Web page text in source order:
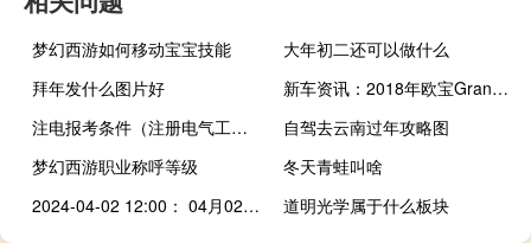
梦幻西游如何移动宝宝技能
大年初二还可以做什么
拜年发什么图片好
新车资讯：2018年欧宝Grandland X现在推出全新顶级柴油车型Ultimate车型
注电报考条件（注册电气工程师报考条件）
自驾去云南过年攻略图
梦幻西游职业称呼等级
冬天青蛙叫啥
2024-04-02 12:00： 04月02日12时00分，施工：S5九永高速因永津高速施工，出城方向陈食互通陈食往莲花方向上道匝道管制，请前往莲花收费站的车辆绕行至龙马大道-昌龙大道-凤龙大道-兴龙大道-莲花互通，预计4月9日结束，出城方向陈食互通永川东往陈食方向下道匝道管制，需在陈食收费站下道的车辆请提前在永川东收 ​​​
道明光学属于什么板块